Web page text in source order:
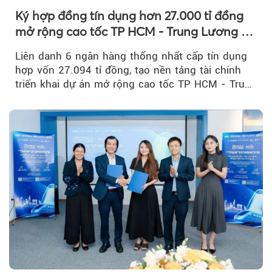
Ký hợp đồng tín dụng hơn 27.000 tỉ đồng
mở rộng cao tốc TP HCM - Trung Lương -
Liên danh 6 ngân hàng thống nhất cấp tín dụng
hợp vốn 27.094 tỉ đồng, tạo nền tảng tài chính
triển khai dự án mở rộng cao tốc TP HCM - Trung
kết nối TP HCM với Đồng bằng sông Cửu Long.